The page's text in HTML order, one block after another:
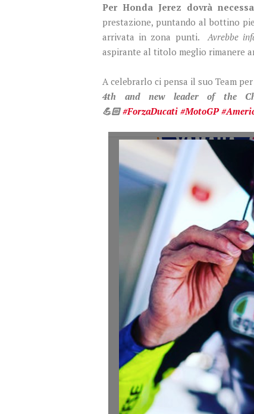
Per Honda Jerez dovrà
prestazione, puntando al bottino
arrivata in zona punti. Avrebbe
aspirante al titolo meglio rimanere
A celebrarlo ci pensa il suo Team
4th and new leader of the
💪🏻#ForzaDucati #MotoGP